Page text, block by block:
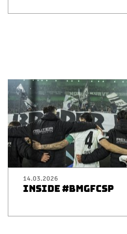
14.03.2026
INSIDE #BMGFCSP